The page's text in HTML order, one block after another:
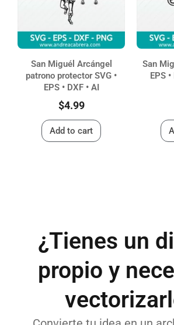
San Miguél Arcángel
patrono protector SVG •
EPS • DXF • AI
$4.99
Add to cart
San
EPS
¿Tienes un
propio y